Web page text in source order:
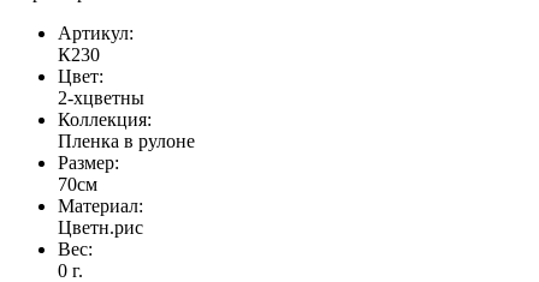
Артикул:
К230
Цвет:
2-хцветны
Коллекция:
Пленка в рулоне
Размер:
70см
Материал:
Цветн.рис
Вес:
0 г.